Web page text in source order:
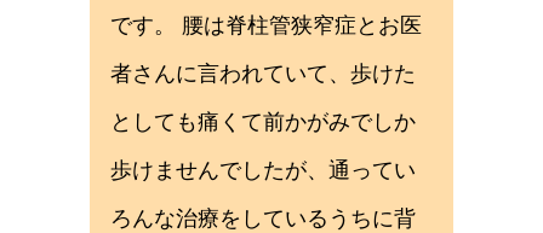
です。 腰は脊柱管狭窄症とお医
者さんに言われていて、歩けた
としても痛くて前かがみでしか
歩けませんでしたが、通ってい
ろんな治療をしているうちに背